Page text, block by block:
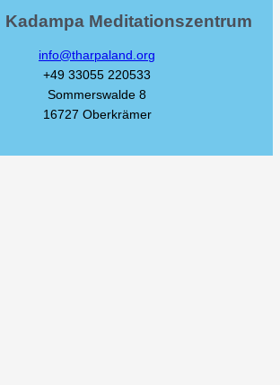
Kadampa Meditationszentrum
info@tharpaland.org
+49 33055 220533
Sommerswalde 8
16727 Oberkrämer